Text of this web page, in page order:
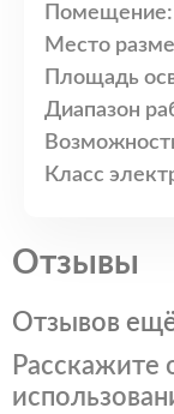
Помещение:
Место
Площадь
Диапазон
Класс
Отзывы
Отзывов
Расскажите